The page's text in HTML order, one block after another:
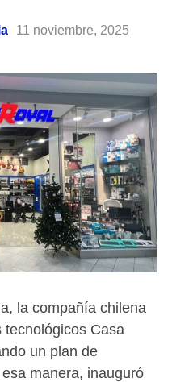
11 noviembre, 2025
la compañía chilena
Casa
un plan de
manera, inauguró